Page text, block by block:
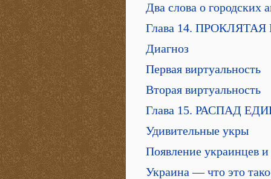
Два слова о городских
Глава 14.
Диагноз
Первая виртуальность
Вторая виртуальность
Глава 15. РАСПАД
Удивительные укры
Появление украинцев и
Украина — что это